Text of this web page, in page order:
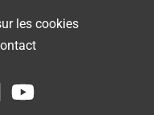
les cookies